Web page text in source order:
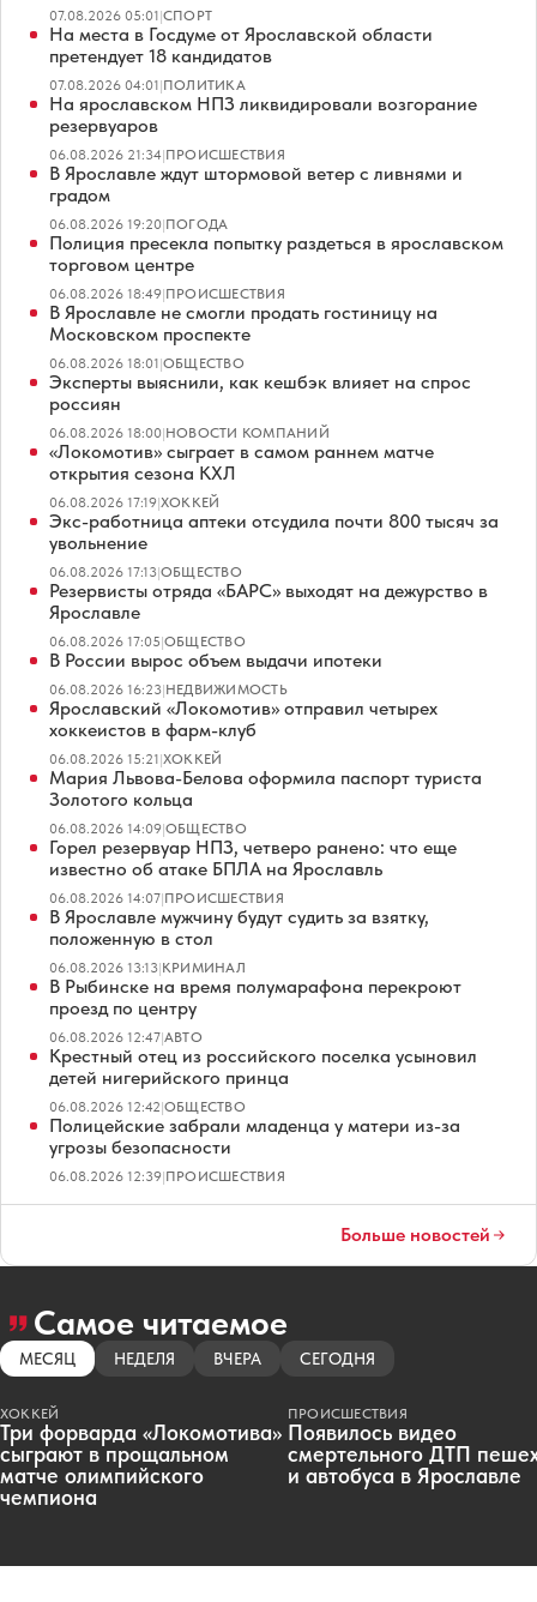
07.08.2026 05:01|СПОРТ
На места в Госдуме от Ярославской области
претендует 18 кандидатов
07.08.2026 04:01|ПОЛИТИКА
На ярославском НПЗ ликвидировали возгорание
резервуаров
06.08.2026 21:34|ПРОИСШЕСТВИЯ
В Ярославле ждут штормовой ветер с ливнями и
градом
06.08.2026 19:20|ПОГОДА
Полиция пресекла попытку раздеться в ярославском
торговом центре
06.08.2026 18:49|ПРОИСШЕСТВИЯ
В Ярославле не смогли продать гостиницу на
Московском проспекте
06.08.2026 18:01|ОБЩЕСТВО
Эксперты выяснили, как кешбэк влияет на спрос
россиян
06.08.2026 18:00|НОВОСТИ КОМПАНИЙ
«Локомотив» сыграет в самом раннем матче
открытия сезона КХЛ
06.08.2026 17:19|ХОККЕЙ
Экс-работница аптеки отсудила почти 800 тысяч за
увольнение
06.08.2026 17:13|ОБЩЕСТВО
Резервисты отряда «БАРС» выходят на дежурство в
Ярославле
06.08.2026 17:05|ОБЩЕСТВО
В России вырос объем выдачи ипотеки
06.08.2026 16:23|НЕДВИЖИМОСТЬ
Ярославский «Локомотив» отправил четырех
хоккеистов в фарм-клуб
06.08.2026 15:21|ХОККЕЙ
Мария Львова-Белова оформила паспорт туриста
Золотого кольца
06.08.2026 14:09|ОБЩЕСТВО
Горел резервуар НПЗ, четверо ранено: что еще
известно об атаке БПЛА на Ярославль
06.08.2026 14:07|ПРОИСШЕСТВИЯ
В Ярославле мужчину будут судить за взятку,
положенную в стол
06.08.2026 13:13|КРИМИНАЛ
В Рыбинске на время полумарафона перекроют
проезд по центру
06.08.2026 12:47|АВТО
Крестный отец из российского поселка усыновил
детей нигерийского принца
06.08.2026 12:42|ОБЩЕСТВО
Полицейские забрали младенца у матери из-за
угрозы безопасности
06.08.2026 12:39|ПРОИСШЕСТВИЯ
Больше новостей
Самое читаемое
МЕСЯЦ НЕДЕЛЯ ВЧЕРА СЕГОДНЯ
ХОККЕЙ
Три форварда «Локомотива»
сыграют в прощальном
матче олимпийского
чемпиона
ПРОИСШЕСТВИЯ
Появилось видео
смертельного ДТП
и автобуса в Ярославле